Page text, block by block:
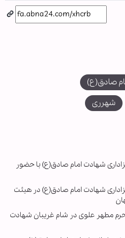
صادق(ع)
شهرری
شهادت امام صادق(ع) با حضور
شهادت امام صادق(ع) در هیئت
مطهر علوی در شام غریبان شهادت